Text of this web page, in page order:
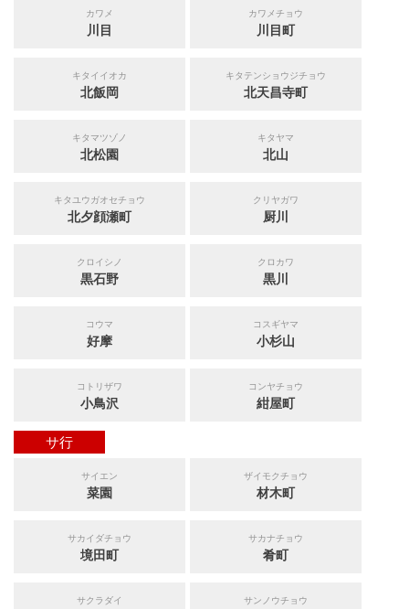
カワメ
川目
カワメチョウ
川目町
キタイイオカ
北飯岡
キタテンショウジチョウ
北天昌寺町
キタマツゾノ
北松園
キタヤマ
北山
キタユウガオセチョウ
北夕顔瀬町
クリヤガワ
厨川
クロイシノ
黒石野
クロカワ
黒川
コウマ
好摩
コスギヤマ
小杉山
コトリザワ
小鳥沢
コンヤチョウ
紺屋町
サ行
サイエン
菜園
ザイモクチョウ
材木町
サカイダチョウ
境田町
サカナチョウ
肴町
サクラダイ サンノウチョウ